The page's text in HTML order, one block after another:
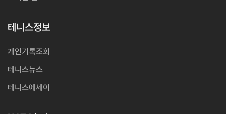
테니스정보
개인기록조회
테니스뉴스
테니스에세이